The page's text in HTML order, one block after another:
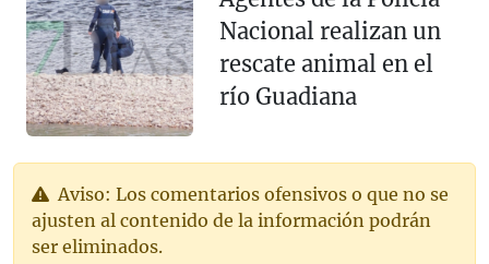
Nacional realizan un
rescate animal en el
río Guadiana
Aviso: Los comentarios ofensivos o que no se
ajusten al contenido de la información podrán
ser eliminados.